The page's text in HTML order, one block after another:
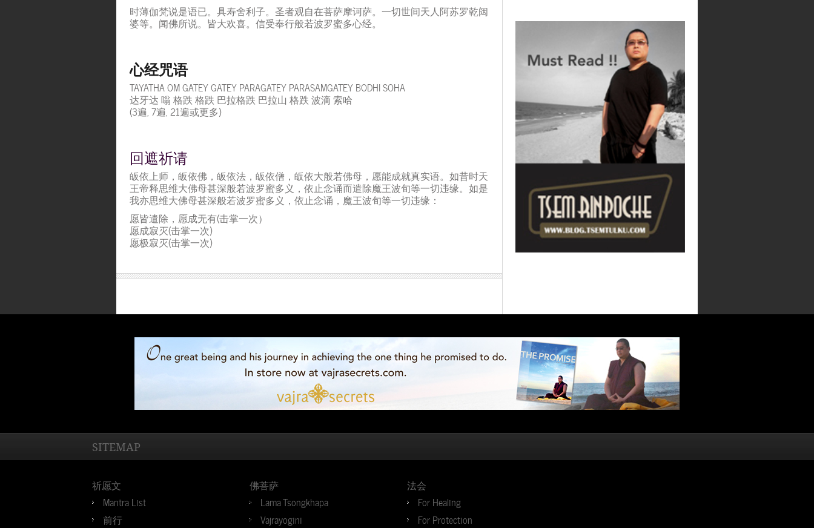
时薄伽梵说是语已。具寿舍利子。圣者观自在菩萨摩诃萨。一切世间天人阿苏罗乾闼
婆等。闻佛所说。皆大欢喜。信受奉行般若波罗蜜多心经。
心经咒语
TAYATHA OM GATEY GATEY PARAGATEY PARASAMGATEY BODHI SOHA
达牙达 嗡 格跌 格跌 巴拉格跌 巴拉山 格跌 波滴 索哈
(3遍, 7遍, 21遍或更多)
回遮祈请
皈依上师，皈依佛，皈依法，皈依僧，皈依大般若佛母，愿能成就真实语。如昔时天
王帝释思维大佛母甚深般若波罗蜜多义，依止念诵而遣除魔王波旬等一切违缘。如是
我亦思维大佛母甚深般若波罗蜜多义，依止念诵，魔王波旬等一切违缘：
愿皆遣除，愿成无有(击掌一次）
愿成寂灭(击掌一次)
愿极寂灭(击掌一次)
SITEMAP
祈愿文
Mantra List
前行
佛菩萨
Lama Tsongkhapa
Vajrayogini
法会
For Healing
For Protection